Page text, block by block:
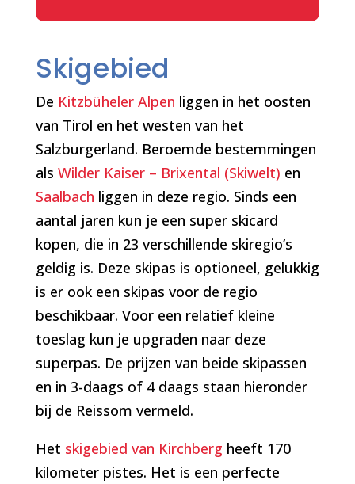
Skigebied
De Kitzbüheler Alpen liggen in het oosten
van Tirol en het westen van het
Salzburgerland. Beroemde bestemmingen
als Wilder Kaiser – Brixental (Skiwelt) en
Saalbach liggen in deze regio. Sinds een
aantal jaren kun je een super skicard
kopen, die in 23 verschillende skiregio’s
geldig is. Deze skipas is optioneel, gelukkig
is er ook een skipas voor de regio
beschikbaar. Voor een relatief kleine
toeslag kun je upgraden naar deze
superpas. De prijzen van beide skipassen
en in 3-daags of 4 daags staan hieronder
bij de Reissom vermeld.
Het skigebied van Kirchberg heeft 170
kilometer pistes. Het is een perfecte